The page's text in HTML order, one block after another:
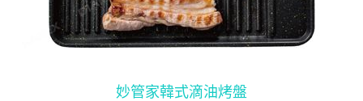
妙管家韓式滴油烤盤